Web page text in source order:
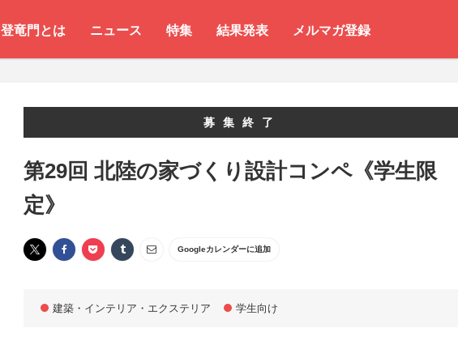
登竜門とは ニュース 特集 結果発表 メルマガ登録
募集終了
第29回 北陸の家づくり設計コンペ《学生限
定》
Googleカレンダーに追加
建築・インテリア・エクステリア 学生向け